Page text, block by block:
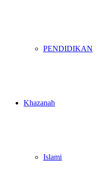
PENDIDIKAN
Khazanah
Islami